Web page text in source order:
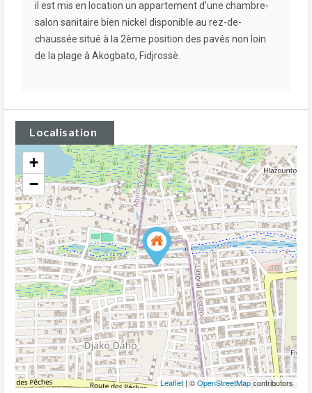
il est mis en location un appartement d’une chambre-
salon sanitaire bien nickel disponible au rez-de-
chaussée situé à la 2ème position des pavés non loin
de la plage à Akogbato, Fidjrossè.
Localisation
+
−
Leaflet| ©OpenStreetMapcontributors